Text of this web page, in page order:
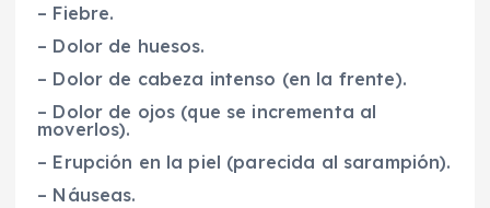
– Fiebre.
– Dolor de huesos.
– Dolor de cabeza intenso (en la frente).
– Dolor de ojos (que se incrementa al
moverlos).
– Erupción en la piel (parecida al sarampión).
– Náuseas.